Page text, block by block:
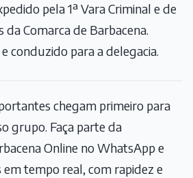
pela 1ª Vara Criminal e de
da Comarca de Barbacena.
conduzido para a delegacia.
chegam primeiro para
grupo. Faça parte da
Online no WhatsApp e
em tempo real, com rapidez e